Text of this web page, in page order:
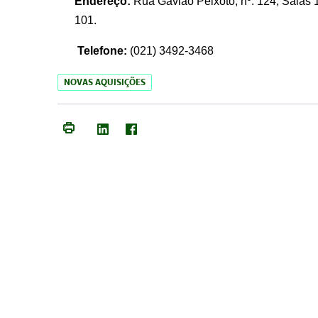
101.
Telefone: (021) 3492-3468
NOVAS AQUISIÇÕES